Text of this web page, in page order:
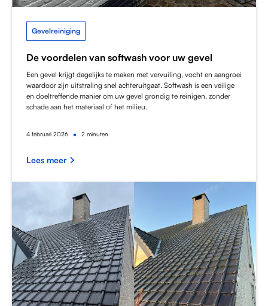
Gevelreiniging
De voordelen van softwash voor uw gevel
Een gevel krijgt dagelijks te maken met vervuiling, vocht en aangroei
waardoor zijn uitstraling snel achteruitgaat. Softwash is een veilige
en doeltreffende manier om uw gevel grondig te reinigen, zonder
schade aan het materiaal of het milieu.
4 februari 2026 • 2 minuten
Lees meer